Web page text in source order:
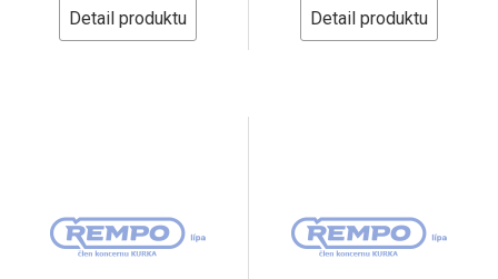
Detail produktu Detail produktu